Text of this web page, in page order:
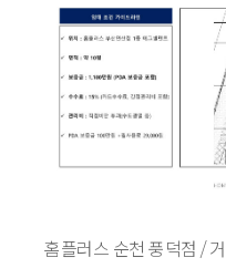
홈플러스 순천 풍덕점 /